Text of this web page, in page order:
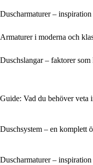
Duscharmaturer –
Armaturer i moderna och
Duschslangar – faktorer
Guide: Vad du behöver veta
Duschsystem – en komplett
Duscharmaturer –